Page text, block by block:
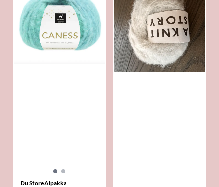
Du Store Alpakka